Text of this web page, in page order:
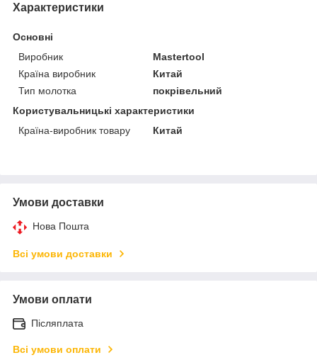
Характеристики
Основні
Виробник
Mastertool
Країна виробник
Китай
Тип молотка
покрівельний
Користувальницькі характеристики
Країна-виробник товару
Китай
Умови доставки
Нова Пошта
Всі умови доставки
Умови оплати
Післяплата
Всі умови оплати